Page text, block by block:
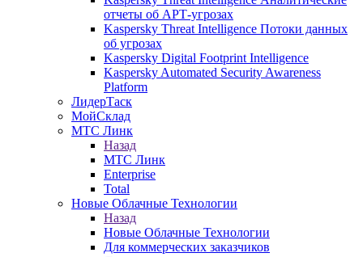
отчеты об АРТ-угрозах
Kaspersky Threat Intelligence Потоки данных
об угрозах
Kaspersky Digital Footprint Intelligence
Kaspersky Automated Security Awareness
Platform
ЛидерТаск
МойСклад
МТС Линк
Назад
МТС Линк
Enterprise
Total
Новые Облачные Технологии
Назад
Новые Облачные Технологии
Для коммерческих заказчиков